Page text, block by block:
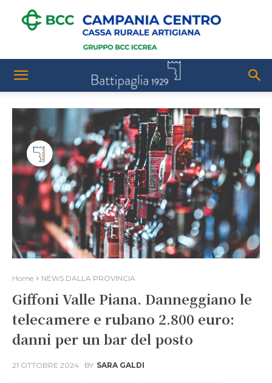
Home NEWS DALLA PROVINCIA
Giffoni Valle Piana. Danneggiano le
telecamere e rubano 2.800 euro:
danni per un bar del posto
21 OTTOBRE 2024 BY SARA GALDI